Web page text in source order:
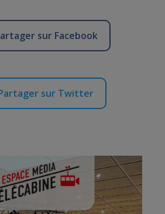
sur Facebook
sur Twitter